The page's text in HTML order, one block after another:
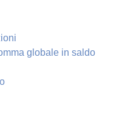
globale in saldo